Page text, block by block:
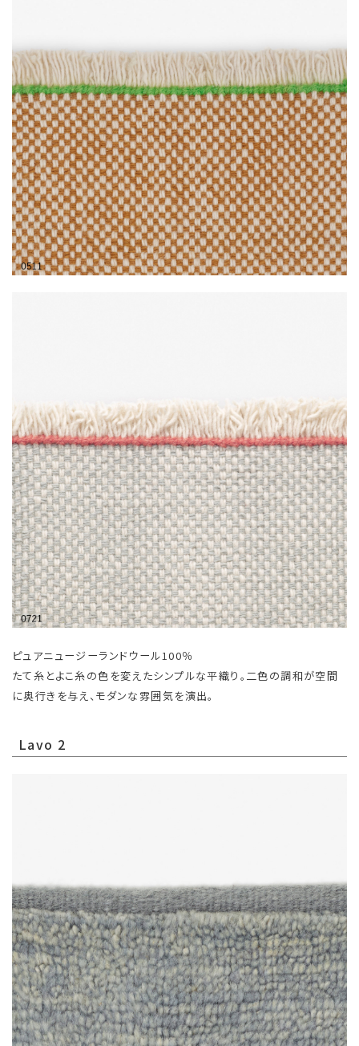
ピュアニュージーランドウール100％
たて糸とよこ糸の色を変えたシンプルな平織り。二色の調和が空間
に奥行きを与え、モダンな雰囲気を演出。
Lavo 2